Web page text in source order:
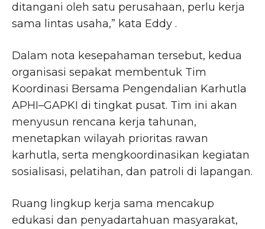
ditangani oleh satu perusahaan, perlu kerja
sama lintas usaha,” kata Eddy .
Dalam nota kesepahaman tersebut, kedua
organisasi sepakat membentuk Tim
Koordinasi Bersama Pengendalian Karhutla
APHI–GAPKI di tingkat pusat. Tim ini akan
menyusun rencana kerja tahunan,
menetapkan wilayah prioritas rawan
karhutla, serta mengkoordinasikan kegiatan
sosialisasi, pelatihan, dan patroli di lapangan.
Ruang lingkup kerja sama mencakup
edukasi dan penyadartahuan masyarakat,